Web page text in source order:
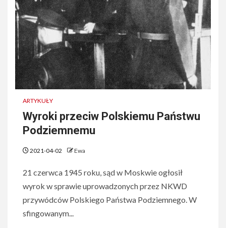
ARTYKUŁY
Wyroki przeciw Polskiemu Państwu
Podziemnemu
2021-04-02 Ewa
21 czerwca 1945 roku, sąd w Moskwie ogłosił
wyrok w sprawie uprowadzonych przez NKWD
przywódców Polskiego Państwa Podziemnego. W
sfingowanym...